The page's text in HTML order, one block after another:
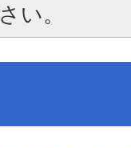
い。